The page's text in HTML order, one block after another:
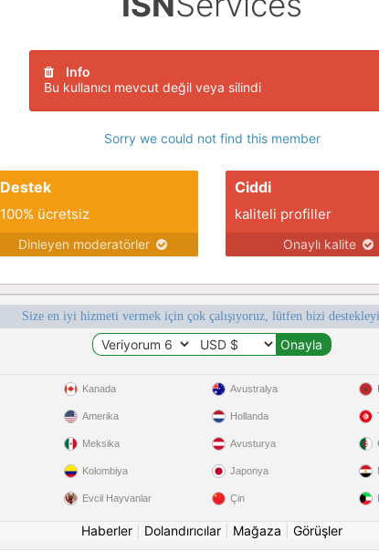
Info
Bu kullanıcı mevcut değil veya silindi
Sorry we could not find this member
Destek
100% ücretsiz
Dinleyen moderatörler
Ciddi
kaliteli profiller
Onaylı kalite
Size en iyi hizmeti vermek için çok çalışıyoruz, lütfen bizi
Kanada
Amerika
Meksika
Kolombiya
Evcil Hayvanlar
Avustralya
Hollanda
Avusturya
Japonya
Çin
Haberler Dolandırıcılar Mağaza Görüşler